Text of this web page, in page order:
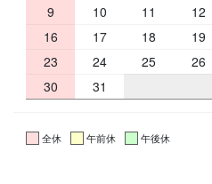
9
10 11 12
16
17 18 19
23
24 25 26
30
31
全休 午前休
午後休